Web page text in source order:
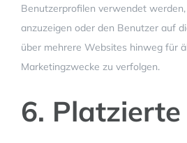
Benutzerprofilen verwendet
anzuzeigen oder den Benutzer auf
über mehrere Websites hinweg für
Marketingzwecke zu verfolgen.
6. Platzierte